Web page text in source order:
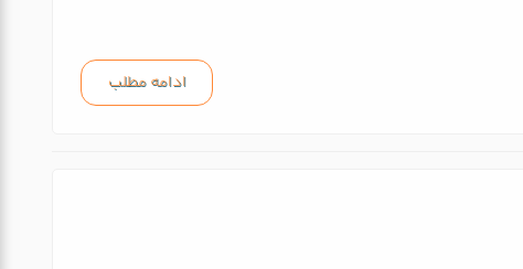
ادامه مطلب